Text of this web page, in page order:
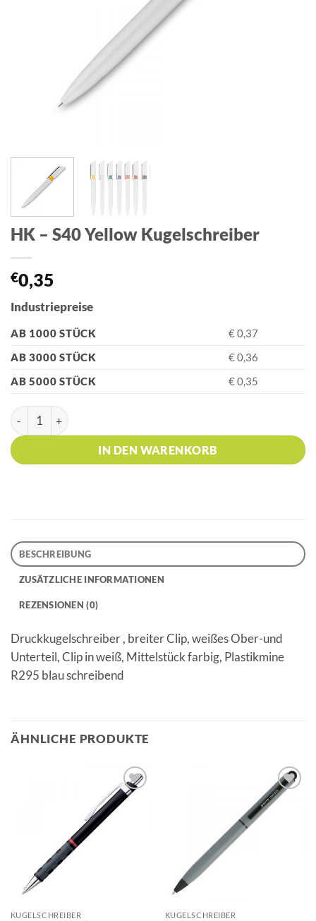
HK – S40 Yellow Kugelschreiber
€0,35
Industriepreise
AB 1000 STÜCK
€ 0,37
AB 3000 STÜCK
€ 0,36
AB 5000 STÜCK
€ 0,35
HK - S40 Yellow Kugelschreiber Menge
IN DEN WARENKORB
BESCHREIBUNG
ZUSÄTZLICHE INFORMATIONEN
REZENSIONEN (0)
Druckkugelschreiber , breiter Clip, weißes Ober-und
Unterteil, Clip in weiß, Mittelstück farbig, Plastikmine
R295 blau schreibend
ÄHNLICHE PRODUKTE
Auf die
Merkliste
KUGELSCHREIBER
Auf die
Merkliste
KUGELSCHREIBER